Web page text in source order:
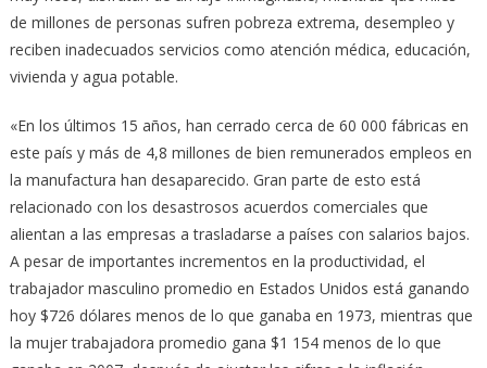
de millones de personas sufren pobreza extrema, desempleo y
reciben inadecuados servicios como atención médica, educación,
vivienda y agua potable.
«En los últimos 15 años, han cerrado cerca de 60 000 fábricas en
este país y más de 4,8 millones de bien remunerados empleos en
la manufactura han desaparecido. Gran parte de esto está
relacionado con los desastrosos acuerdos comerciales que
alientan a las empresas a trasladarse a países con salarios bajos.
A pesar de importantes incrementos en la productividad, el
trabajador masculino promedio en Estados Unidos está ganando
hoy $726 dólares menos de lo que ganaba en 1973, mientras que
la mujer trabajadora promedio gana $1 154 menos de lo que